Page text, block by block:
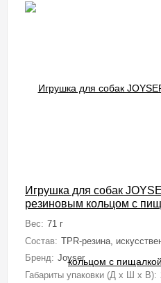
Игрушка для собак
резиновым кольцом с
Вес: 71 г
Состав: TPR-резина,
Бренд: Joyser
Габариты упаковки (Д х Ш х В):